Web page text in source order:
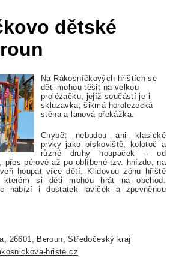
dětské
Na Rákosníčkových hřištích se
děti mohou těšit na velkou
prolézačku, jejíž součástí je i
skluzavka, šikmá horolezecká
stěna a lanová překážka.
Chybět nebudou ani klasické
prvky jako pískoviště, kolotoč a
různé druhy houpaček – od
přes pérové až po oblíbené tzv. hnízdo, na
houpat více dětí. Klidovou zónu hřiště
si děti mohou hrát na obchod.
nabízí i dostatek laviček a zpevněnou
26601, Beroun, Středočeský kraj
hriste.cz